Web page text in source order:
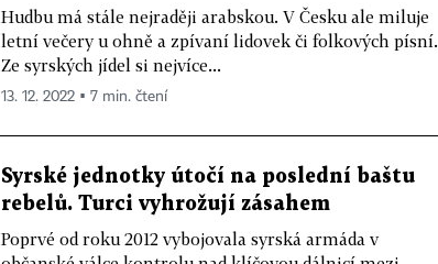
Hudbu má stále nejraději arabskou. V Česku ale miluje
letní večery u ohně a zpívaní lidovek či folkových písní.
Ze syrských jídel si nejvíce...
13. 12. 2022 ▪ 7 min. čtení
Syrské jednotky útočí na poslední baštu
rebelů. Turci vyhrožují zásahem
Poprvé od roku 2012 vybojovala syrská armáda v